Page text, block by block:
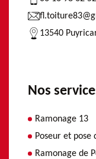
13540
Nos
Ramonage 13
Poseur et
Ramonage de